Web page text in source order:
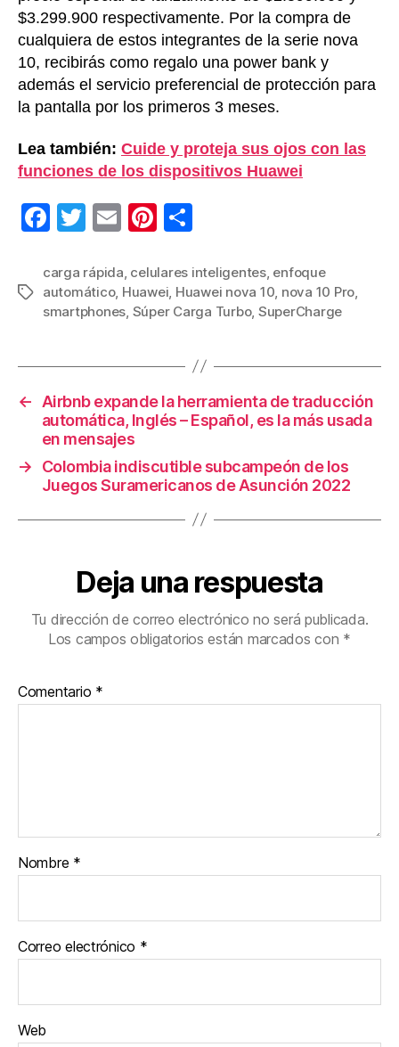
$3.299.900 respectivamente. Por la compra de
cualquiera de estos integrantes de la serie nova
10, recibirás como regalo una power bank y
además el servicio preferencial de protección para
la pantalla por los primeros 3 meses.
Lea también: Cuide y proteja sus ojos con las
funciones de los dispositivos Huawei
F
c
e
o
o
k
T
tt
er
E
ail
Pi
er
e
m
p
tir
Etiquetas
carga rápida celulares inteligentes, enfoque
automático, Huawei Huawei nova 10 nova 10 Pro
smartphones Súper Carga Turbo, SuperCharge
←
Airbnb expande la herramienta de traducción
automática, Inglés – Español, es la más usada
en mensajes
→
Colombia indiscutible subcampeón de los
Juegos Suramericanos de Asunción 2022
Deja una respuesta
Tu dirección de correo electrónico no será publicada.
Los campos obligatorios están marcados con *
Comentario *
Nombre *
Correo electrónico *
Web